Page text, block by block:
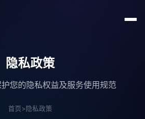
隐私政策
您的隐私权益及服务使用规范
首页> 隐私政策